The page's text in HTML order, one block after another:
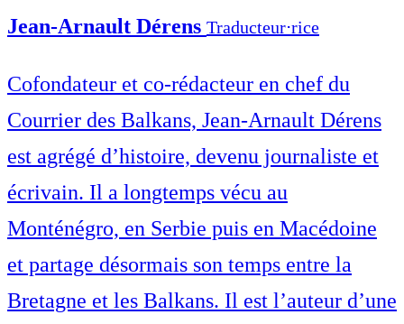
Jean-Arnault Dérens Traducteur⋅rice
Cofondateur et co-rédacteur en chef du
Courrier des Balkans, Jean-Arnault Dérens
est agrégé d’histoire, devenu journaliste et
écrivain. Il a longtemps vécu au
Monténégro, en Serbie puis en Macédoine
et partage désormais son temps entre la
Bretagne et les Balkans. Il est l’auteur d’une